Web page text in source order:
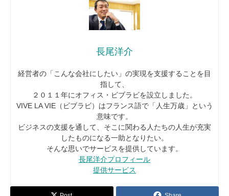
長尾洋介
経営者の「こんな会社にしたい」の実現を支援することを目
指して、
２０１１年にオフィス・ビブラビを設立しました。
VIVE LA VIE（ビブラビ）はフランス語で「人生万歳」という
意味です。
ビジネスの支援を通して、そこに関わる人たちの人生が充実
したものになる一助となりたい。
そんな思いでサービスを提供しています。
長尾洋介プロフィール
提供サービス